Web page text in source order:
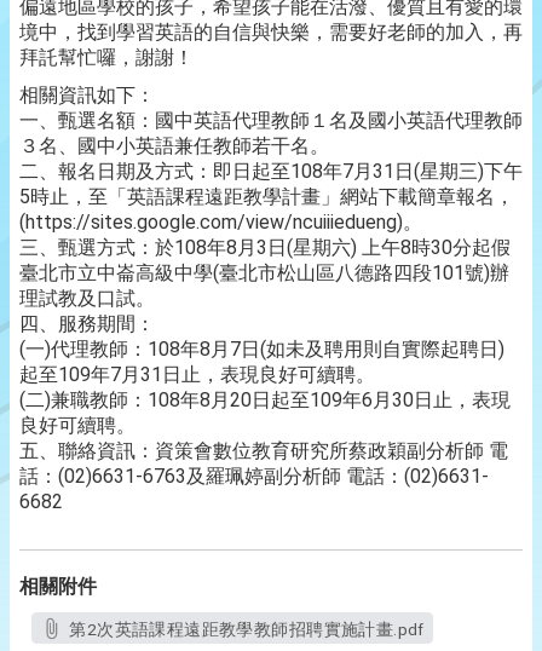
偏遠地區學校的孩子，希望孩子能在活潑、優質且有愛的環
境中，找到學習英語的自信與快樂，需要好老師的加入，再
拜託幫忙囉，謝謝！
相關資訊如下：
一、甄選名額：國中英語代理教師１名及國小英語代理教師
３名、國中小英語兼任教師若干名。
二、報名日期及方式：即日起至108年7月31日(星期三)下午
5時止，至「英語課程遠距教學計畫」網站下載簡章報名，
(https://sites.google.com/view/ncuiiiedueng)。
三、甄選方式：於108年8月3日(星期六) 上午8時30分起假
臺北市立中崙高級中學(臺北市松山區八德路四段101號)辦
理試教及口試。
四、服務期間：
(一)代理教師：108年8月7日(如未及聘用則自實際起聘日)
起至109年7月31日止，表現良好可續聘。
(二)兼職教師：108年8月20日起至109年6月30日止，表現
良好可續聘。
五、聯絡資訊：資策會數位教育研究所蔡政穎副分析師 電
話：(02)6631-6763及羅珮婷副分析師 電話：(02)6631-
6682
相關附件
第2次英語課程遠距教學教師招聘實施計畫.pdf